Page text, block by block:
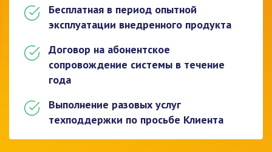
Бесплатная в период опытной
эксплуатации внедренного продукта
Договор на абонентское
сопровождение системы в течение
года
Выполнение разовых услуг
техподдержки по просьбе Клиента